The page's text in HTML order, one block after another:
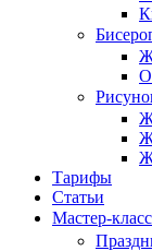
Тарифы
Статьи
Мастер-